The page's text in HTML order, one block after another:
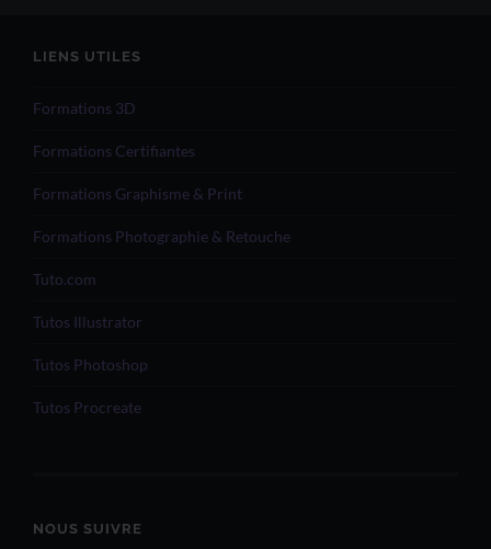
LIENS UTILES
Formations 3D
Formations Certifiantes
Formations Graphisme & Print
Formations Photographie & Retouche
Tuto.com
Tutos Illustrator
Tutos Photoshop
Tutos Procreate
NOUS SUIVRE